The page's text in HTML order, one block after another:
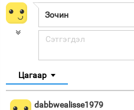
Цагаар
dabbwealisse1979